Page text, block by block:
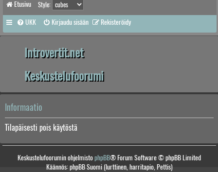
Etusivu Style:
UKK Kirjaudu sisään Rekisteröidy
Introvertit.net
Keskustelufoorumi
Informaatio
Tilapäisesti pois käytöstä
Keskustelufoorumin ohjelmistophpBB® Forum Software © phpBB Limited
Käännös: phpBB Suomi (lurttinen, harritapio, Pettis)